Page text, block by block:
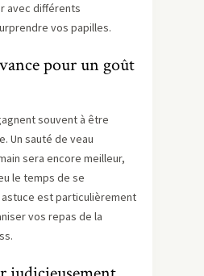
avec différents
vos papilles.
pour un goût
souvent à être
Un sauté de veau
sera encore meilleur,
le temps de se
est particulièrement
vos repas de la